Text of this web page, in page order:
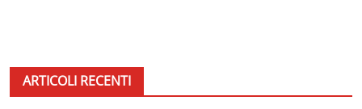
ARTICOLI RECENTI